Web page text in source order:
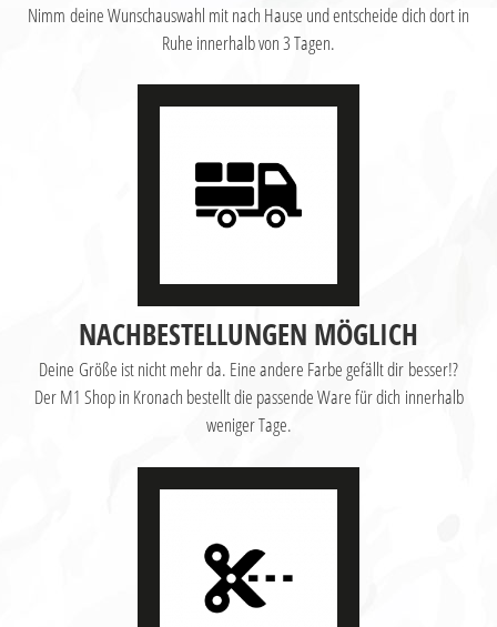
Nimm deine Wunschauswahl mit nach Hause und entscheide dich dort in
Ruhe innerhalb von 3 Tagen.
NACHBESTELLUNGEN MÖGLICH
Deine Größe ist nicht mehr da. Eine andere Farbe gefällt dir besser!?
Der M1 Shop in Kronach bestellt die passende Ware für dich innerhalb
weniger Tage.